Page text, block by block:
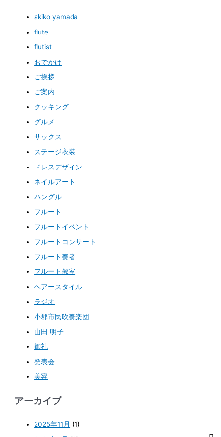
akiko yamada
flute
flutist
おでかけ
ご挨拶
ご案内
クッキング
グルメ
サックス
ステージ衣装
ドレスデザイン
ネイルアート
ハングル
フルート
フルートイベント
フルートコンサート
フルート奏者
フルート教室
ヘアースタイル
ラジオ
小郡市民吹奏楽団
山田 明子
御礼
発表会
美容
アーカイブ
2025年11月 (1)